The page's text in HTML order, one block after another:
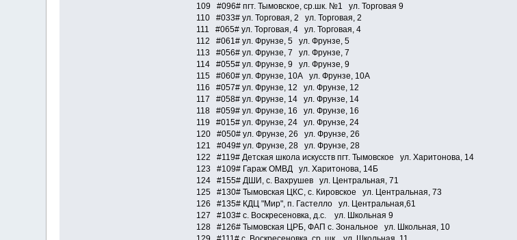
109 #096# пгт. Тымовское, ср.шк. №1 ул. Торговая 9
110 #033# ул. Торговая, 2 ул. Торговая, 2
111 #065# ул. Торговая, 4 ул. Торговая, 4
112 #061# ул. Фрунзе, 5 ул. Фрунзе, 5
113 #056# ул. Фрунзе, 7 ул. Фрунзе, 7
114 #055# ул. Фрунзе, 9 ул. Фрунзе, 9
115 #060# ул. Фрунзе, 10А ул. Фрунзе, 10А
116 #057# ул. Фрунзе, 12 ул. Фрунзе, 12
117 #058# ул. Фрунзе, 14 ул. Фрунзе, 14
118 #059# ул. Фрунзе, 16 ул. Фрунзе, 16
119 #015# ул. Фрунзе, 24 ул. Фрунзе, 24
120 #050# ул. Фрунзе, 26 ул. Фрунзе, 26
121 #049# ул. Фрунзе, 28 ул. Фрунзе, 28
122 #119# Детская школа искусств пгт. Тымовское ул. Харитонова, 14
123 #109# Гараж ОМВД ул. Харитонова, 14Б
124 #155# ДШИ, с. Вахрушев ул. Центральная, 71
125 #130# Тымовская ЦКС, с. Кировское ул. Центральная, 73
126 #135# КДЦ "Мир", п. Гастелло ул. Центральная,61
127 #103# с. Воскресеновка, д.с. ул. Школьная 9
128 #126# Тымовская ЦРБ, ФАП с. Зональное ул. Школьная, 10